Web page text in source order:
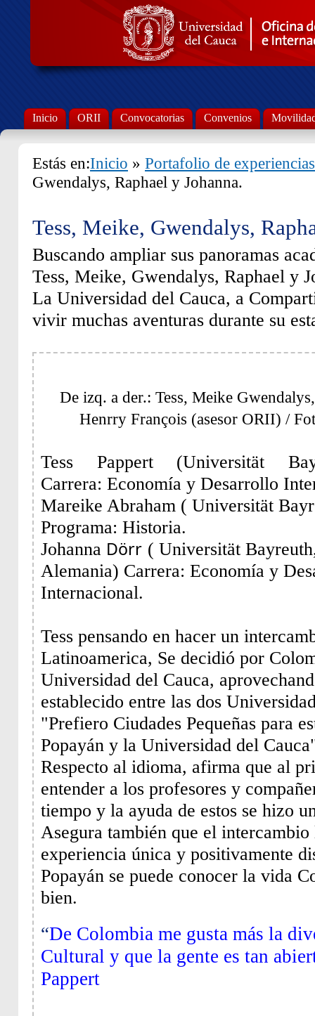
Inicio ORII Convocatorias Convenios
Estás en:Inicio » Portafolio de experiencias
Gwendalys, Raphael y Johanna.
Tess, Meike, Gwendalys,
Buscando ampliar sus panoramas
Tess, Meike, Gwendalys, Raphael y
La Universidad del Cauca, a
vivir muchas aventuras durante su
De izq. a der.: Tess, Meike
HenrryFrançois (asesor ORII) /
Tess Pappert (Universität
Carrera: Economía y Desarrollo
Mareike Abraham ( Universität
Programa: Historia.
Johanna Dörr ( Universität
Alemania) Carrera: Economía y
Internacional.
Tess pensando en hacer un
Latinoamerica, Se decidió por
Universidad del Cauca,
establecido entre las dos
"Prefiero Ciudades Pequeñas para
Popayán y la Universidad del
Respecto al idioma, afirma que al
entender a los profesores y
tiempo y la ayuda de estos se hizo
Asegura también que el intercambio
experiencia única y positivamente
Popayán se puede conocer la vida
bien.
“De Colombia me gusta más la
Cultural y que la gente es tan
Pappert